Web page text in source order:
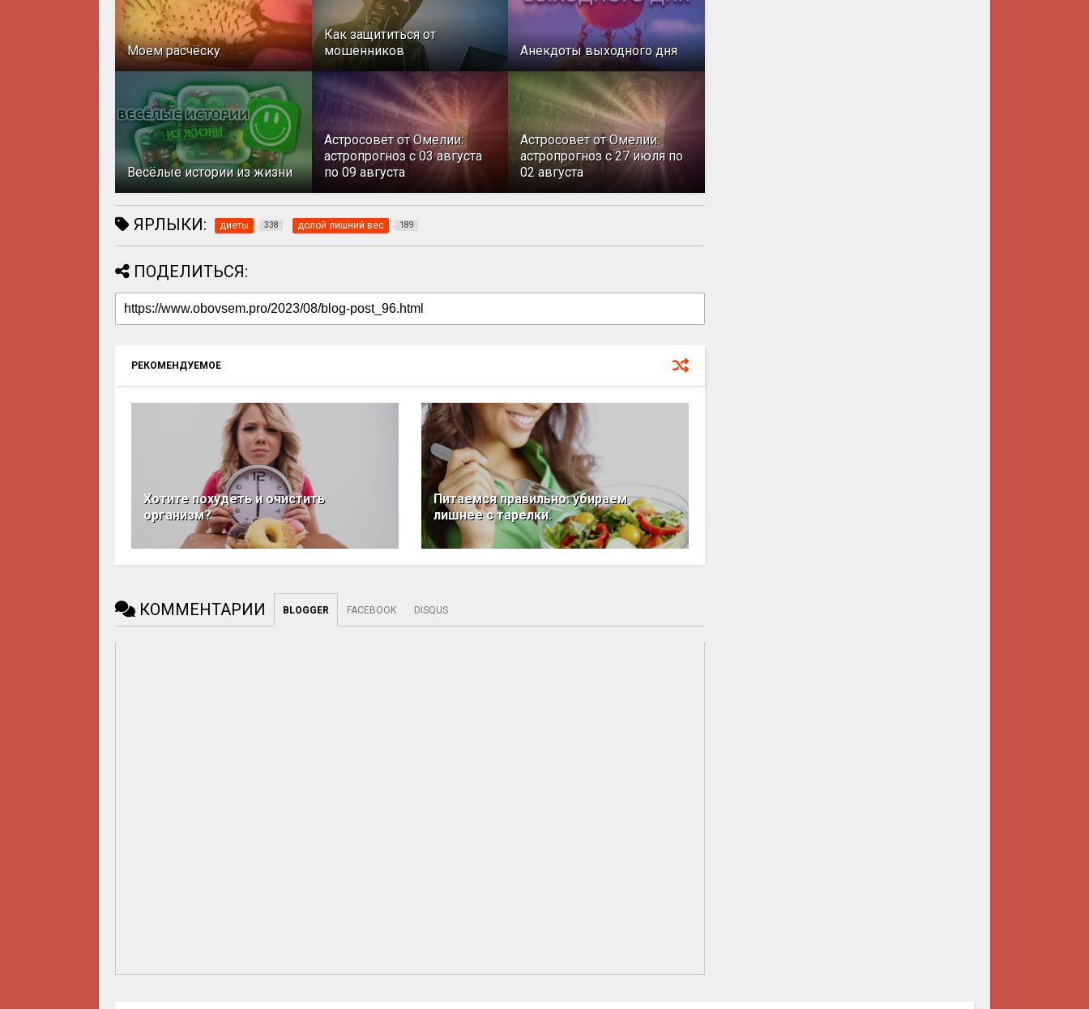
Моем расчёску
Как защититься от
мошенников
Анекдоты выходного дня
Весёлые истории из жизни
Астросовет от Омелии:
астропрогноз с 03 августа
по 09 августа
Астросовет от Омелии:
астропрогноз с 27 июля по
02 августа
ЯРЛЫКИ: диеты 338 долой лишний вес 189
ПОДЕЛИТЬСЯ:
РЕКОМЕНДУЕМОЕ
Хотите похудеть и очистить
организм?
Питаемся правильно: убираем
лишнее с тарелки.
КОММЕНТАРИИ BLOGGER FACEBOOK DISQUS